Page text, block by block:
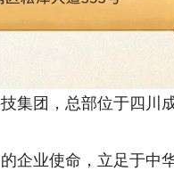
集团，总部位于四川
企业使命，立足于中